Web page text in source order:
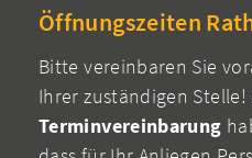
Öffnungszeiten
Bitte vereinbaren Sie
Ihrer zuständigen Stelle!
Terminvereinbarung